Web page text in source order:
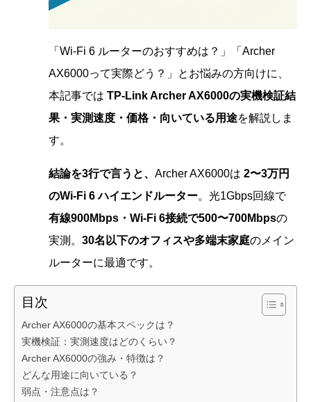
「Wi-Fi 6 ルーターのおすすめは？」「Archer
AX6000って実際どう？」とお悩みの方向けに、
本記事では TP-Link Archer AX6000の実機検証結
果・実測速度・価格・向いている用途を解説しま
す。
結論を3行で言うと、 Archer AX6000は 2〜3万円
のWi-Fi 6 ハイエンドルーター。光1Gbps回線で
有線900Mbps・Wi-Fi 6接続で500〜700Mbpsの
実測。 30名以下のオフィスや多端末家庭のメイン
ルーターに最適です。
目次
Archer AX6000の基本スペックは？
実機検証：実測速度はどのくらい？
Archer AX6000の強み・特徴は？
どんな用途に向いている？
弱点・注意点は？